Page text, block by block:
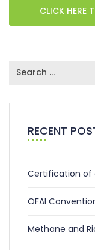
CLICK HERE
RECENT
Certification of
OFAI
Methane and